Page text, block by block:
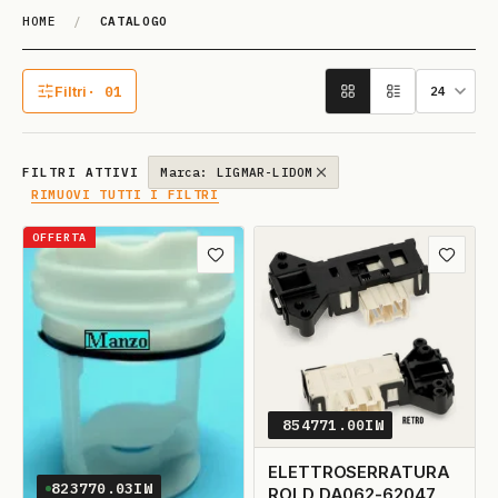
HOME / CATALOGO
Catalogo
Filtri · 01
1 filtro attivo
FILTRI ATTIVI
Marca: LIGMAR-LIDOM
RIMUOVI TUTTI I FILTRI
OFFERTA
Aggiungi ai preferiti
823770.03IW
854771.00IW
ELETTROSERRATURA